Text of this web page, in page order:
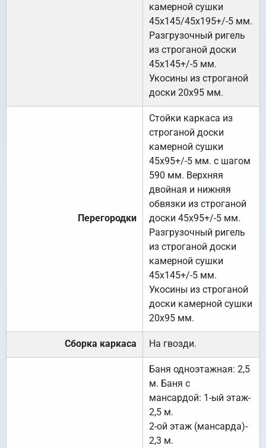
камерной сушки
45х145/45х195+/-5 мм.
Разгрузочный ригель
из строганой доски
45х145+/-5 мм.
Укосины из строганой
доски 20х95 мм.
Перегородки
Стойки каркаса из
строганой доски
камерной сушки
45х95+/-5 мм. с шагом
590 мм. Верхняя
двойная и нижняя
обвязки из строганой
доски 45х95+/-5 мм.
Разгрузочный ригель
из строганой доски
камерной сушки
45х145+/-5 мм.
Укосины из строганой
доски камерной сушки
20х95 мм.
Сборка каркаса На гвозди.
Баня одноэтажная: 2,5
м. Баня с
мансардой: 1-ый этаж-
2,5 м.
2-ой этаж (мансарда)-
2,3 м.